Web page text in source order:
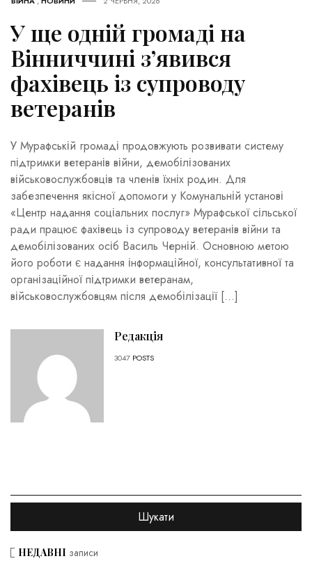
У ще одній громаді на
Вінниччині з’явився
фахівець із супроводу
ветеранів
У Мурафській громаді продовжують розвивати систему
підтримки ветеранів війни, демобілізованих
військовослужбовців та членів їхніх родин. Для
забезпечення якісної допомоги у Комунальній установі
«Центр надання соціальних послуг» Мурафської сільської
ради працює фахівець із супроводу ветеранів війни та
демобілізованих осіб Василь Черній. Основною метою
його роботи є надання інформаційної, консультативної та
організаційної підтримки ветеранам,
військовослужбовцям після демобілізації […]
Редакція
3047 POSTS
НЕДАВНІ записи